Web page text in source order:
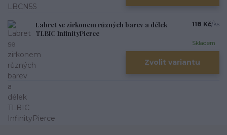
Labret se zirkonem různých barev a délek
TLBIC InfinityPierce
118 Kč/ks
Skladem
Zvolit variantu